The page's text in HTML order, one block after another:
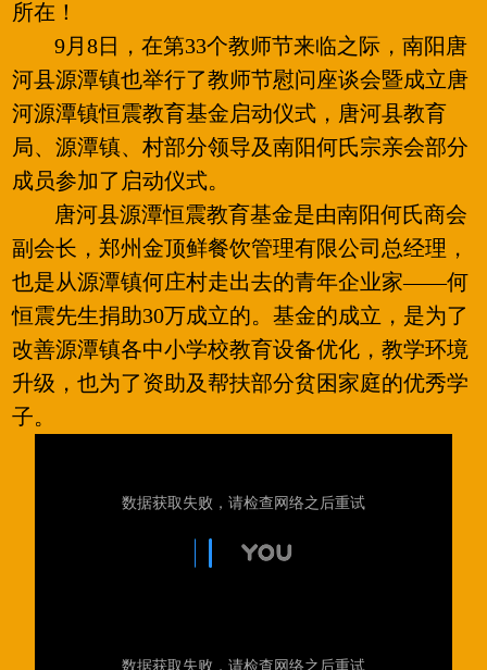
所在！
9月8日，在第33个教师节来临之际，南阳唐
河县源潭镇也举行了教师节慰问座谈会暨成立唐
河源潭镇恒震教育基金启动仪式，唐河县教育
局、源潭镇、村部分领导及南阳何氏宗亲会部分
成员参加了启动仪式。
唐河县源潭恒震教育基金是由南阳何氏商会
副会长，郑州金顶鲜餐饮管理有限公司总经理，
也是从源潭镇何庄村走出去的青年企业家——何
恒震先生捐助30万成立的。基金的成立，是为了
改善源潭镇各中小学校教育设备优化，教学环境
升级，也为了资助及帮扶部分贫困家庭的优秀学
子。